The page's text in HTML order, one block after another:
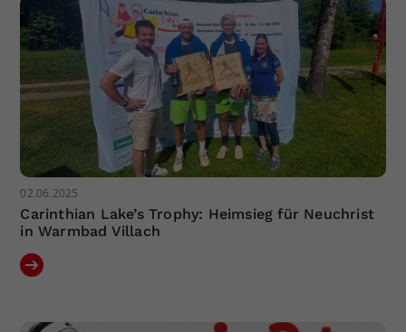
02.06.2025
Carinthian Lake’s Trophy: Heimsieg für Neuchrist
in Warmbad Villach